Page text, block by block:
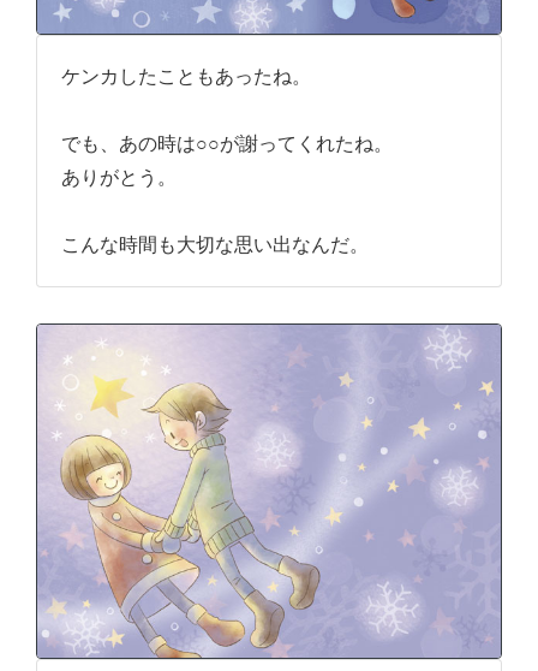
ケンカしたこともあったね。
でも、あの時は○○が謝ってくれたね。
ありがとう。
こんな時間も大切な思い出なんだ。